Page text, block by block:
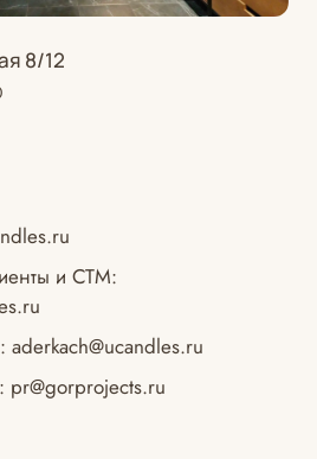
8/12
и СТМ:
aderkach@ucandles.ru
pr@gorprojects.ru